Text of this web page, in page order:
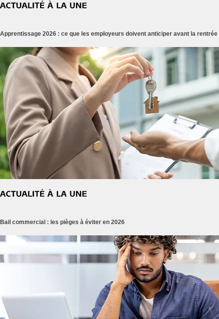
Apprentissage 2026 : ce que les employeurs doivent anticiper avant la rentrée
Bail commercial : les pièges à éviter en 2026